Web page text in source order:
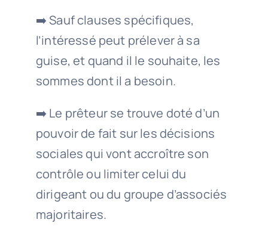
➡️ Sauf clauses spécifiques,
l’intéressé peut prélever à sa
guise, et quand il le souhaite, les
sommes dont il a besoin.
➡️ Le prêteur se trouve doté d’un
pouvoir de fait sur les décisions
sociales qui vont accroître son
contrôle ou limiter celui du
dirigeant ou du groupe d’associés
majoritaires.